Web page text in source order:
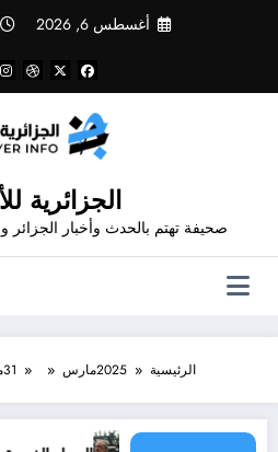
أغسطس 6, 2026
الجزائرية
صحيفة تهتم بالحدث وأخبار الجزائر
الرئيسية 2025مارس 31